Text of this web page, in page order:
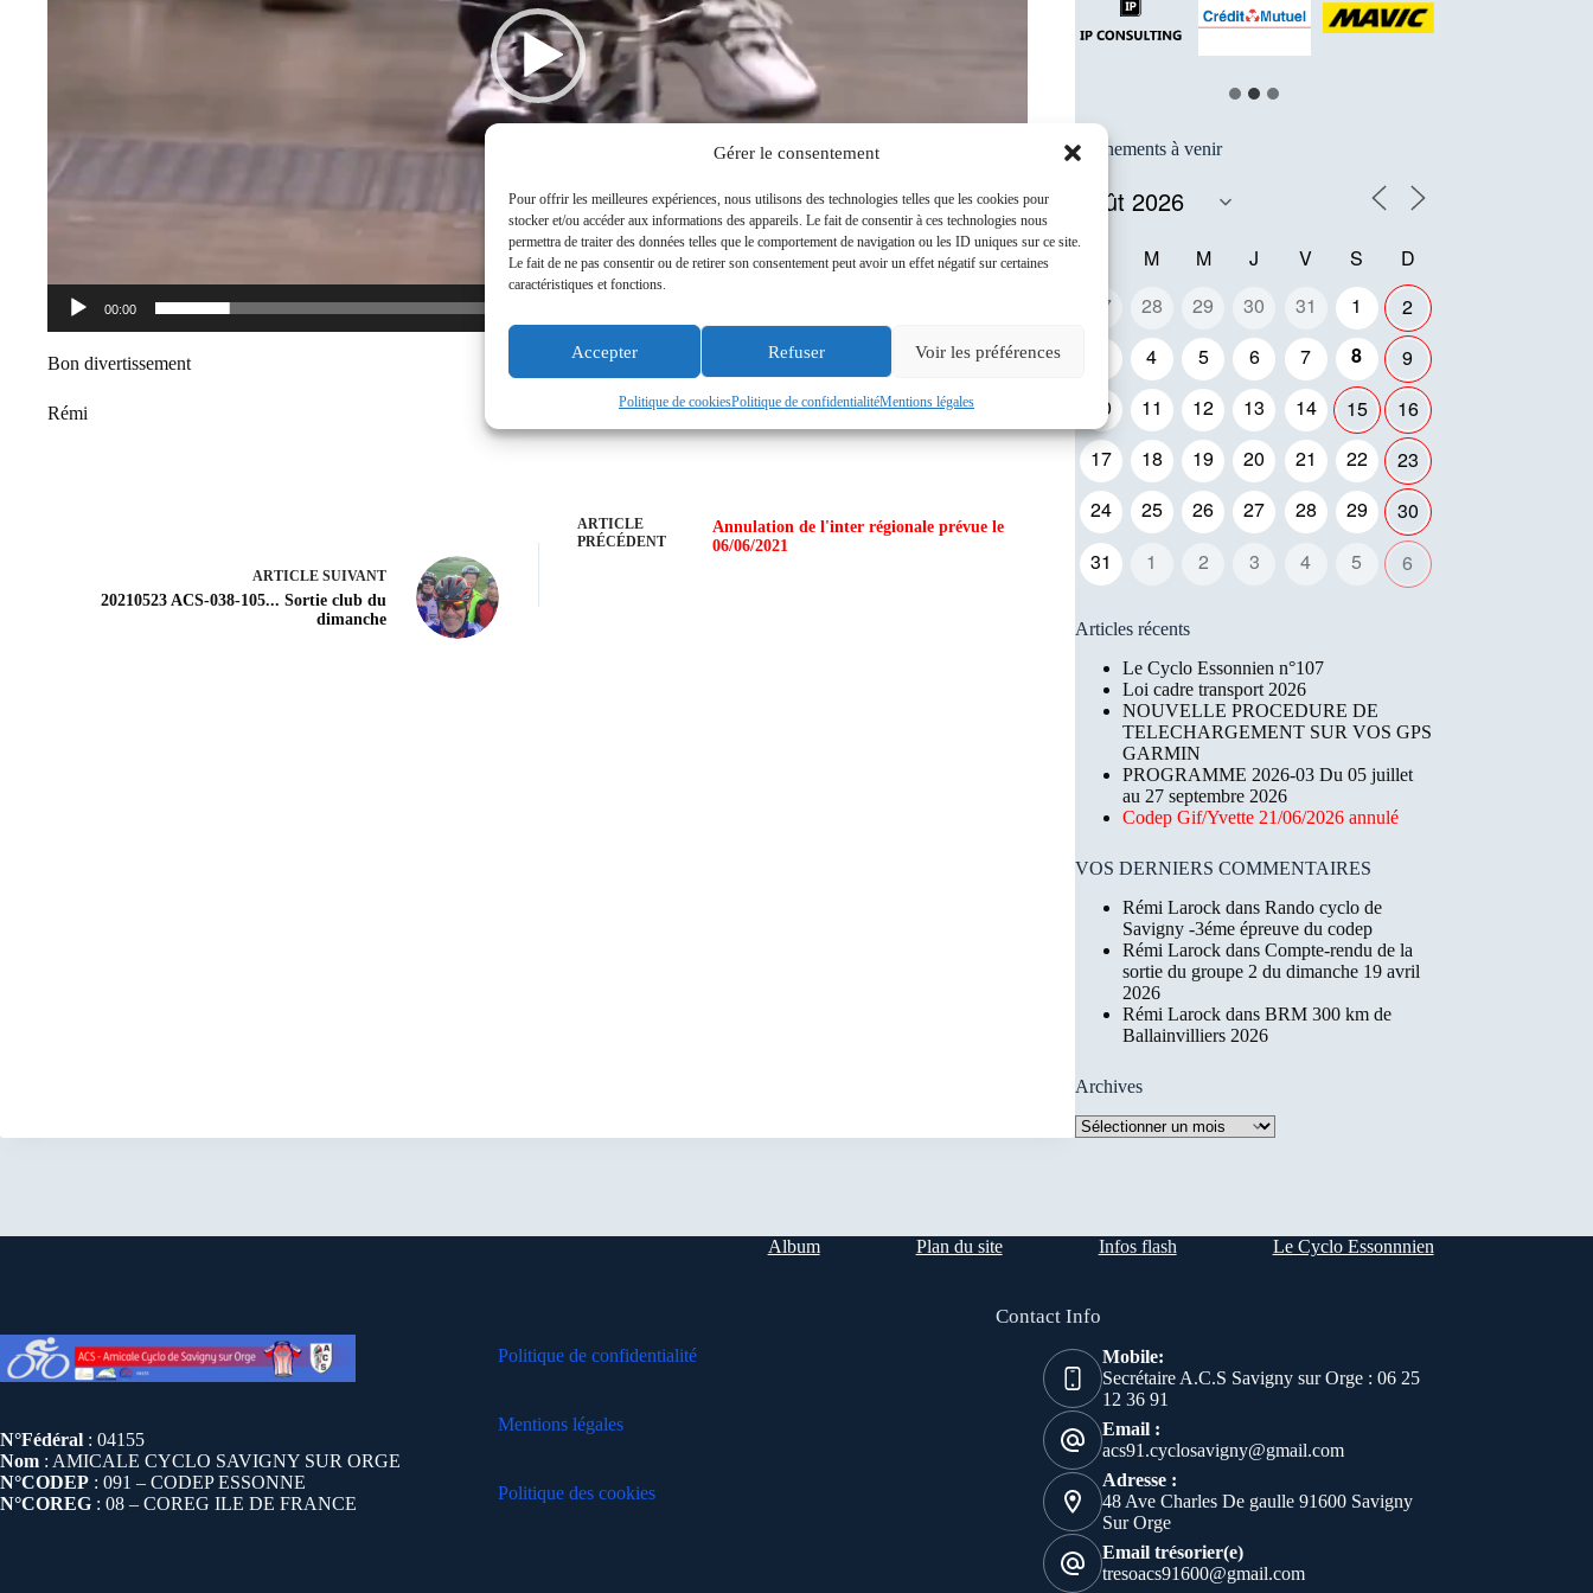
Gérer le consentement
Pour offrir les meilleures expériences, nous utilisons des technologies telles que les cookies pour
stocker et/ou accéder aux informations des appareils. Le fait de consentir à ces technologies nous
permettra de traiter des données telles que le comportement de navigation ou les ID uniques sur ce site.
Le fait de ne pas consentir ou de retirer son consentement peut avoir un effet négatif sur certaines
caractéristiques et fonctions.
Accepter Refuser Voir les préférences
Politique de cookiesPolitique de confidentialitéMentions légales
00:00
Bon divertissement
Rémi
ARTICLE
PRÉCÉDENT
Annulation de l'inter régionale prévue le
06/06/2021
ARTICLESUIVANT
20210523 ACS-038-105... Sortie club du
dimanche
Événements à venir
M M J V S
D
27
28 29 30 31 1
2
4 5 6 7 8
9
10
11 12 13 14 15
16
17
18 19 20 21 22
23
24
25 26 27 28 29
30
31
1 2 3 4 5 6
Articles récents
Le Cyclo Essonnien n°107
Loi cadre transport 2026
NOUVELLE PROCEDURE DE
TELECHARGEMENT SUR VOS GPS
GARMIN
PROGRAMME 2026-03 Du 05 juillet
au 27 septembre 2026
Codep Gif/Yvette 21/06/2026 annulé
VOS DERNIERS COMMENTAIRES
Rémi Larock dansRando cyclo de
Savigny -3éme épreuve du codep
Rémi Larock dansCompte-rendu de la
sortie du groupe 2 du dimanche 19 avril
2026
Rémi Larock dansBRM 300 km de
Ballainvilliers 2026
Archives
Archives
Album Plan du site Infos flash Le Cyclo Essonnnien
N°Fédéral : 04155
Nom : AMICALE CYCLO SAVIGNY SUR ORGE
N°CODEP : 091 – CODEP ESSONNE
N°COREG : 08 – COREG ILE DE FRANCE
Politique de confidentialité
Mentions légales
Politique des cookies
Contact Info
Mobile:
Secrétaire A.C.S Savigny sur Orge : 06 25
12 36 91
Email :
acs91.cyclosavigny@gmail.com
Adresse :
48 Ave Charles De gaulle 91600 Savigny
Sur Orge
Email trésorier(e)
tresoacs91600@gmail.com